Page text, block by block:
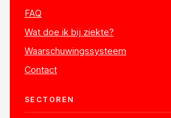
FAQ
Wat doe ik bij ziekte?
Waarschuwingssysteem
Contact
SECTOREN